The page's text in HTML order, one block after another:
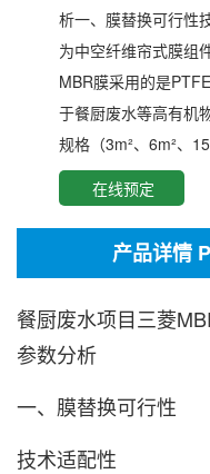
析一、膜替换可行性‌
为‌中空纤维帘式膜组
MBR膜采用的是
于餐厨废水等高有机
规格（3m²、6m²、
在线预定
产品详情
餐厨废水项目三菱
参数分析
一、膜替换可行性
‌技术适配性‌